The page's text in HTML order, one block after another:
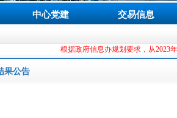
中心党建 交易信息
根据政府信息办规划要求，从2023年9月9日
果公告